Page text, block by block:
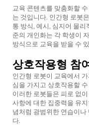
교육 콘텐츠를 맞춤화할
는 것입니다. 인간형 로봇
통 방식, 예시, 심지어 물
준의 개인화는 각 학생이
방식으로 교육을 받을 수
상호작용형 참
인간형 로봇이 교육에서
심을 가지고 상호작용할
이러한 로봇들은 피로 없
사항에 대한 집중력을 유
념처럼 광범위한 연습이
다.